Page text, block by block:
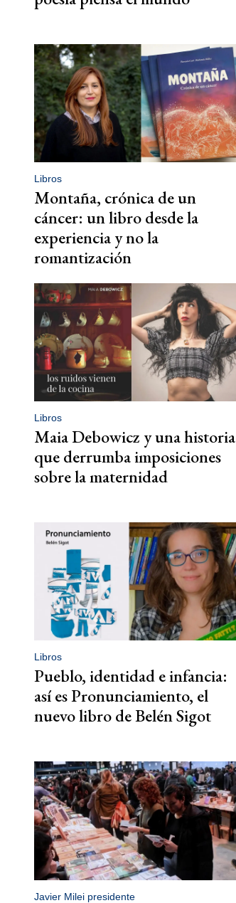
Libros
Montaña, crónica de un
cáncer: un libro desde la
experiencia y no la
romantización
Libros
Maia Debowicz y una historia
que derrumba imposiciones
sobre la maternidad
Libros
Pueblo, identidad e infancia:
así es Pronunciamiento, el
nuevo libro de Belén Sigot
Javier Milei presidente